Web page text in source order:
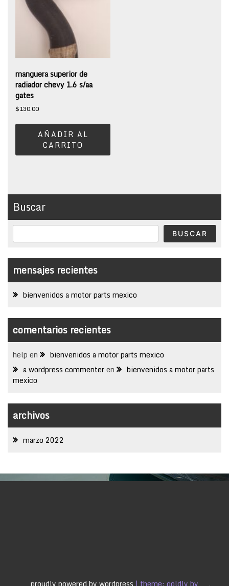
manguera superior de
radiador chevy 1.6 s/aa
gates
$130.00
AÑADIR AL
CARRITO
Buscar
BUSCAR
mensajes recientes
bienvenidos a motor parts mexico
comentarios recientes
help en
bienvenidos a motor parts mexico
a wordpress commenteren
bienvenidos a motor parts
mexico
archivos
marzo 2022